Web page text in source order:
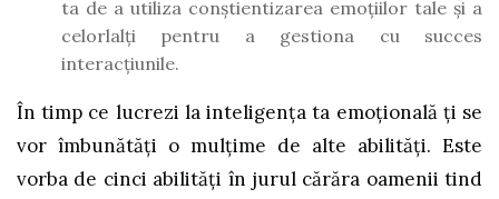
ta de a utiliza conștientizarea emoțiilor tale și a
celorlalți pentru a gestiona cu succes
interacțiunile.
În timp ce lucrezi la inteligența ta emoțională ți se
vor îmbunătăți o mulțime de alte abilități. Este
vorba de cinci abilități în jurul cărăra oamenii tind